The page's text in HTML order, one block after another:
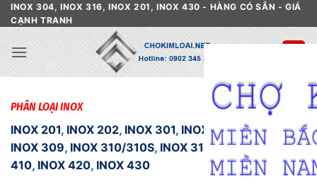
Skip
to
content
INOX 304, INOX 316, INOX 201, INOX 430 - HÀNG CÓ SẴN - GIÁ
CẠNH TRANH
PHÂN LOẠI INOX
INOX 201, INOX 202, INOX 301, INOX 303,INOX 304
INOX 309, INOX 310/310S, INOX 316, INOX 409
INOX
410, INOX 420, INOX 430